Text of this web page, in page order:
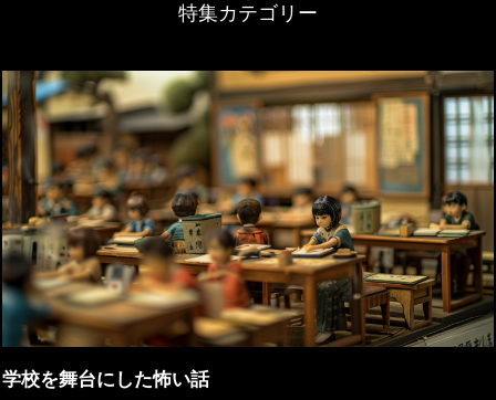
特集カテゴリー
学校を舞台にした怖い話